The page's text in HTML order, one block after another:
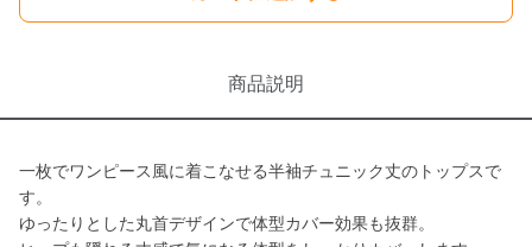
商品説明
一枚でワンピース風に着こなせる半袖チュニック丈のトップスで
す。
ゆったりとした丸首デザインで体型カバー効果も抜群。